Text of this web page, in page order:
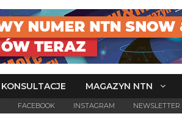
KONSULTACJE MAGAZYN NTN
FACEBOOK INSTAGRAM NEWSLETTER